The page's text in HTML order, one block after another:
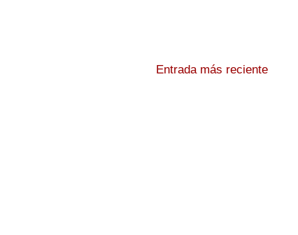
Entrada más reciente